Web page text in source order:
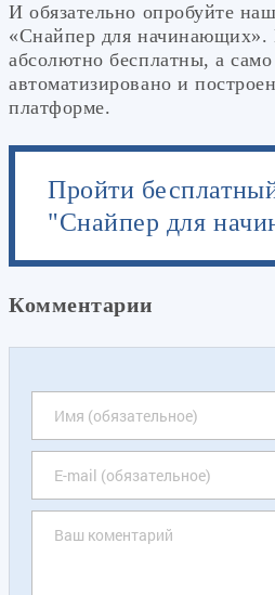
И обязательно опробуйте
«Снайпер для начинающих».
абсолютно бесплатны, а
автоматизировано и
платформе.
Пройти
"Снайпер для
Комментарии